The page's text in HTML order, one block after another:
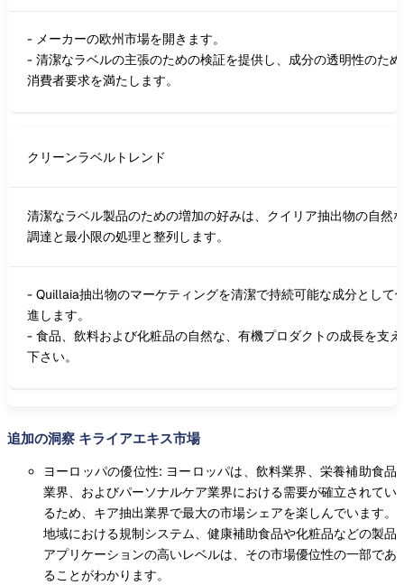
- メーカーの欧州市場を開きます。
- 清潔なラベルの主張のための検証を提供し、成分の透明性のた
消費者要求を満たします。
クリーンラベルトレンド
清潔なラベル製品のための増加の好みは、クイリア抽出物の自然
調達と最小限の処理と整列します。
- Quillaia抽出物のマーケティングを清潔で持続可能な成分として
進します。
- 食品、飲料および化粧品の自然な、有機プロダクトの成長を支
下さい。
追加の洞察 キライアエキス市場
ヨーロッパの優位性: ヨーロッパは、飲料業界、栄養補助食品
業界、およびパーソナルケア業界における需要が確立されてい
るため、キア抽出業界で最大の市場シェアを楽しんでいます。
地域における規制システム、健康補助食品や化粧品などの製品
アプリケーションの高いレベルは、その市場優位性の一部であ
ることがわかります。